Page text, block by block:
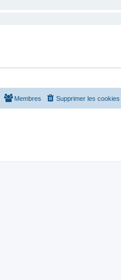
Supprimer les cookies
Membres